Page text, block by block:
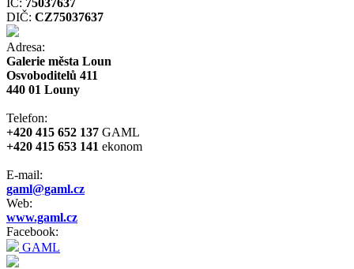
DIČ: CZ75037637
Adresa:
Galerie města Loun
Osvoboditelů 411
440 01 Louny
Telefon:
+420 415 652 137 GAML
+420 415 653 141 ekonom
E-mail:
gaml@gaml.cz
Web:
www.gaml.cz
Facebook:
GAML